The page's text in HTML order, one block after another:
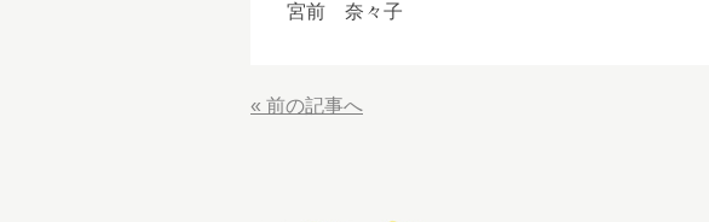
宮前 奈々子
« 前の記事へ